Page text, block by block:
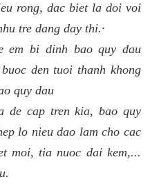
rong, dac biet la doi voi
tre dang day thi.·
em bi dinh bao quy dau
den tuoi thanh khong
quy dau
de cap tren kia, bao quy
lo nieu dao lam cho cac
moi, tia nuoc dai kem,...